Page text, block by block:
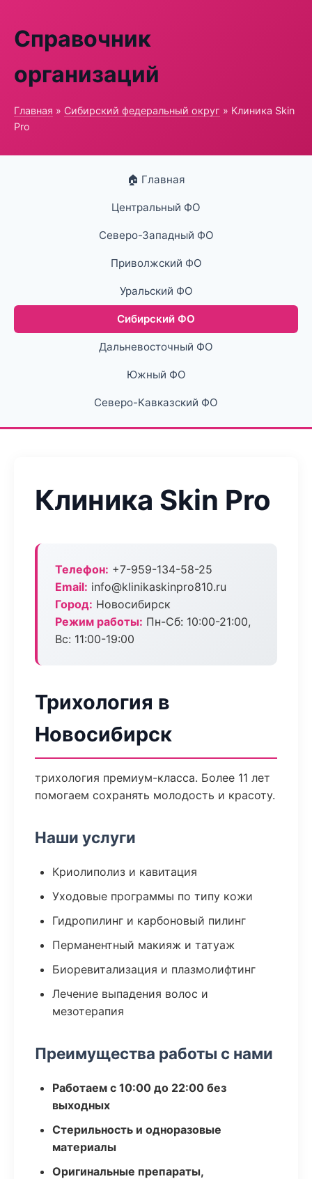
Справочник
организаций
Главная » Сибирский федеральный округ » Клиника Skin
Pro
🏠 Главная
Центральный ФО
Северо-Западный ФО
Приволжский ФО
Уральский ФО
Сибирский ФО
Дальневосточный ФО
Южный ФО
Северо-Кавказский ФО
Клиника Skin Pro
Телефон: +7-959-134-58-25
Email: info@klinikaskinpro810.ru
Город: Новосибирск
Режим работы: Пн-Сб: 10:00-21:00,
Вс: 11:00-19:00
Трихология в
Новосибирск
трихология премиум-класса. Более 11 лет
помогаем сохранять молодость и красоту.
Наши услуги
Криолиполиз и кавитация
Уходовые программы по типу кожи
Гидропилинг и карбоновый пилинг
Перманентный макияж и татуаж
Биоревитализация и плазмолифтинг
Лечение выпадения волос и
мезотерапия
Преимущества работы с нами
Работаем с 10:00 до 22:00 без
выходных
Стерильность и одноразовые
материалы
Оригинальные препараты,